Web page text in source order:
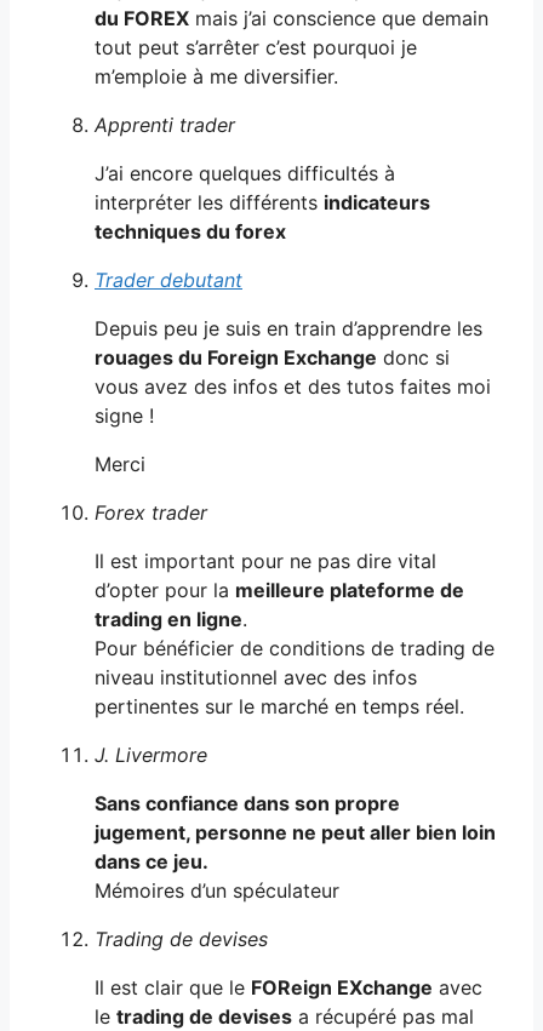
du FOREX mais j’ai conscience que demain
tout peut s’arrêter c’est pourquoi je
m’emploie à me diversifier.
Apprenti trader
J’ai encore quelques difficultés à
interpréter les différents indicateurs
techniques du forex
Trader debutant
Depuis peu je suis en train d’apprendre les
rouages du Foreign Exchange donc si
vous avez des infos et des tutos faites moi
signe !
Merci
Forex trader
Il est important pour ne pas dire vital
d’opter pour la meilleure plateforme de
trading en ligne.
Pour bénéficier de conditions de trading de
niveau institutionnel avec des infos
pertinentes sur le marché en temps réel.
J. Livermore
Sans confiance dans son propre
jugement, personne ne peut aller bien loin
dans ce jeu.
Mémoires d’un spéculateur
Trading de devises
Il est clair que le FOReign EXchange avec
le trading de devises a récupéré pas mal